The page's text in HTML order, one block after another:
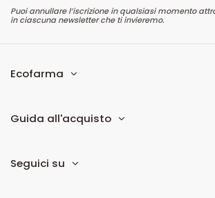
Puoi annullare l’iscrizione in qualsiasi momento
in ciascuna newsletter che ti invieremo.
Ecofarma
Guida all'acquisto
Seguici su